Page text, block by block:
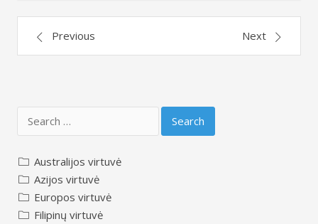
PostPrevious Next
for:
Australijos virtuvė
Azijos virtuvė
Europos virtuvė
Filipinų virtuvė